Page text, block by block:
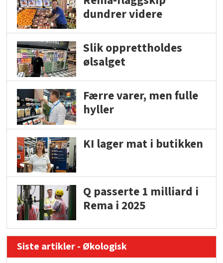
dundrer videre
Slik opprettholdes
ølsalget
Færre varer, men fulle
hyller
KI lager mat i butikken
Q passerte 1 milliard i
Rema i 2025
Siste artikler - Økologisk